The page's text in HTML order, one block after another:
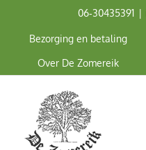
06‑30435391 |
Bezorging en betaling
Over De Zomereik